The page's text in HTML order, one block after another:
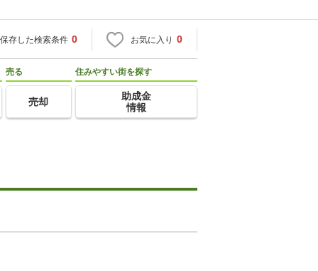
保存した検索条件 0 お気に入り 0
売る
売却
住みやすい街を探す
助成金
情報